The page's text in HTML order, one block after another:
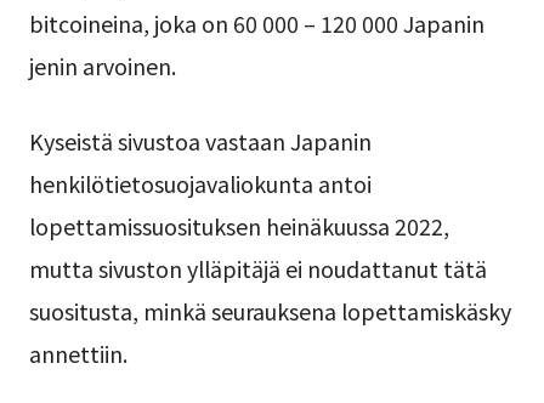
bitcoineina, joka on 60 000 – 120 000 Japanin
jenin arvoinen.
Kyseistä sivustoa vastaan Japanin
henkilötietosuojavaliokunta antoi
lopettamissuosituksen heinäkuussa 2022,
mutta sivuston ylläpitäjä ei noudattanut tätä
suositusta, minkä seurauksena lopettamiskäsky
annettiin.